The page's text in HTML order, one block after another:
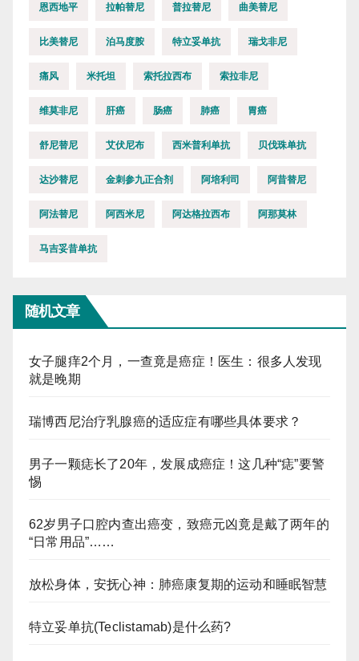
恩西地平 拉帕替尼 普拉替尼 曲美替尼
比美替尼 泊马度胺 特立妥单抗 瑞戈非尼
痛风 米托坦 索托拉西布 索拉非尼
维莫非尼 肝癌 肠癌 肺癌 胃癌
舒尼替尼 艾伏尼布 西米普利单抗 贝伐珠单抗
达沙替尼 金刺参九正合剂 阿培利司 阿昔替尼
阿法替尼 阿西米尼 阿达格拉西布 阿那莫林
马吉妥昔单抗
随机文章
女子腿痒2个月，一查竟是癌症！医生：很多人发现
就是晚期
瑞博西尼治疗乳腺癌的适应症有哪些具体要求？
男子一颗痣长了20年，发展成癌症！这几种“痣”要警
惕
62岁男子口腔内查出癌变，致癌元凶竟是戴了两年的
“日常用品”……
放松身体，安抚心神：肺癌康复期的运动和睡眠智慧
特立妥单抗(Teclistamab)是什么药?